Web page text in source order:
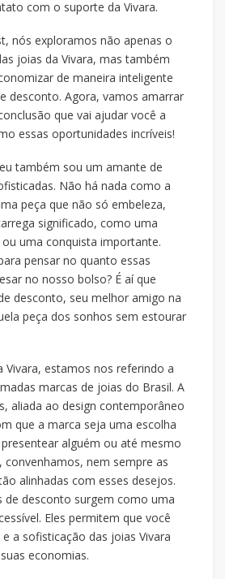
com o suporte da Vivara.
nós exploramos não apenas o
joias da Vivara, mas também
de maneira inteligente
desconto. Agora, vamos amarrar
que vai ajudar você a
essas oportunidades incríveis!
também sou um amante de
Não há nada como a
peça que não só embeleza,
significado, como uma
uma conquista importante.
pensar no quanto essas
no nosso bolso? É aí que
desconto, seu melhor amigo na
peça dos sonhos sem estourar
Vivara, estamos nos referindo a
marcas de joias do Brasil. A
aliada ao design contemporâneo
que a marca seja uma escolha
alguém ou até mesmo
convenhamos, nem sempre as
alinhadas com esses desejos.
de desconto surgem como uma
Eles permitem que você
a sofisticação das joias Vivara
economias.